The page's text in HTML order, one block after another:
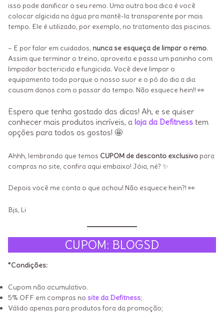
isso pode danificar o seu remo. Uma outra boa dica é você
colocar algicida na água pra mantê-la transparente por mais
tempo. Ele é utilizado, por exemplo, no tratamento das piscinas.
– E por falar em cuidados, nunca se esqueça de limpar o remo.
Assim que terminar o treino, aproveita e passa um paninho com
limpador bactericida e fungicida. Você deve limpar o
equipamento todo porque o nosso suor e o pó do dia a dia
causam danos com o passar do tempo. Não esquece hein!! 👀
Espero que tenha gostado das dicas! Ah, e se quiser
conhecer mais produtos incríveis, a loja da Defitness tem
opções para todos os gostos! 🤩
Ahhh, lembrando que temos CUPOM de desconto exclusivo para
compras no site, confira aqui embaixo! Jóia, né? ✨
Depois você me conta o que achou! Não esquece hein?! 👀
Bjs, Li
CUPOM: BLOGSD
*Condições:
Cupom não acumulativo.
5% OFF em compras no site da Defitness;
Válido apenas para produtos fora da promoção;